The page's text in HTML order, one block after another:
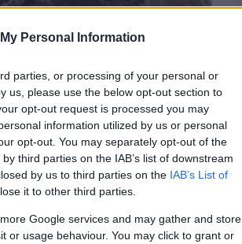
Personal Information
parties, or processing of your personal or
us, please use the below opt-out section to
opt-out request is processed you may
information utilized by us or personal
opt-out. You may separately opt-out of the
third parties on the IAB’s list of downstream
by us to third parties on the IAB’s List of
it to other third parties.
Google services and may gather and store
or usage behaviour. You may click to grant or